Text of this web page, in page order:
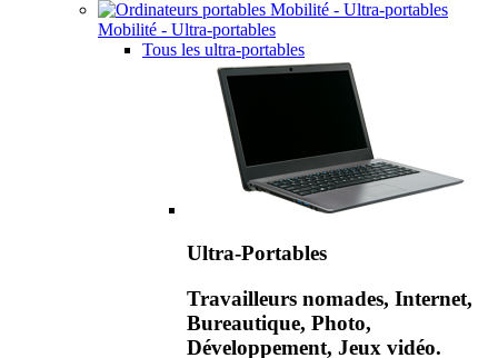
Mobilité - Ultra-portables
Tous les ultra-portables
Ultra-Portables
Travailleurs nomades, Internet,
Bureautique, Photo,
Développement, Jeux vidéo.